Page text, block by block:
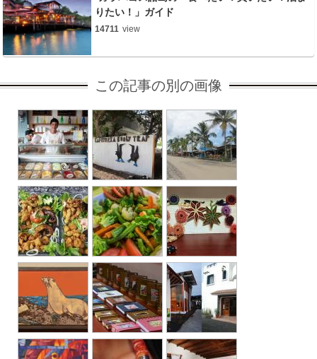
りたい！」ガイド
14711 view
この記事の別の画像